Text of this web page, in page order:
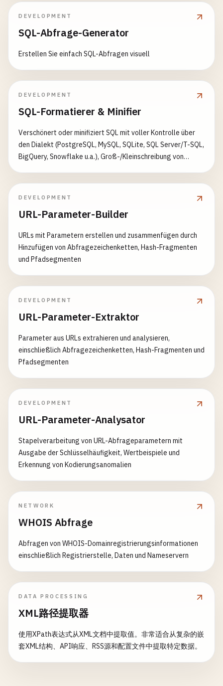
DEVELOPMENT
SQL-Abfrage-Generator
Erstellen Sie einfach SQL-Abfragen visuell
DEVELOPMENT
SQL-Formatierer & Minifier
Verschönert oder minifiziert SQL mit voller Kontrolle über
den Dialekt (PostgreSQL, MySQL, SQLite, SQL Server/T-SQL,
BigQuery, Snowflake u.a.), Groß-/Kleinschreibung von
Anweisungsstatistik.
DEVELOPMENT
URL-Parameter-Builder
URLs mit Parametern erstellen und zusammenfügen durch
Hinzufügen von Abfragezeichenketten, Hash-Fragmenten
und Pfadsegmenten
DEVELOPMENT
URL-Parameter-Extraktor
Parameter aus URLs extrahieren und analysieren,
einschließlich Abfragezeichenketten, Hash-Fragmenten und
Pfadsegmenten
DEVELOPMENT
URL-Parameter-Analysator
Stapelverarbeitung von URL-Abfrageparametern mit
Ausgabe der Schlüsselhäufigkeit, Wertbeispiele und
Erkennung von Kodierungsanomalien
NETWORK
WHOIS Abfrage
Abfragen von WHOIS-Domainregistrierungsinformationen
einschließlich Registrierstelle, Daten und Nameservern
DATA PROCESSING
XML路径提取器
使用XPath表达式从XML文档中提取值。非常适合从复杂的嵌
套XML结构、API响应、RSS源和配置文件中提取特定数据。